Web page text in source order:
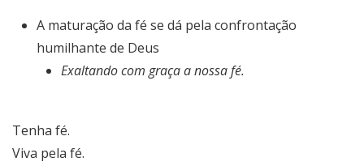
A maturação da fé se dá pela confrontação
humilhante de Deus
Exaltando com graça a nossa fé.
Tenha fé.
Viva pela fé.